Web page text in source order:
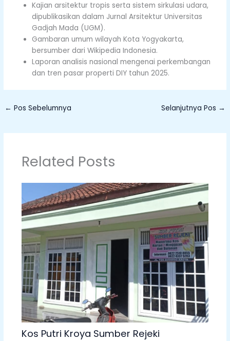
Kajian arsitektur tropis serta sistem sirkulasi udara,
dipublikasikan dalam Jurnal Arsitektur Universitas
Gadjah Mada (UGM).
Gambaran umum wilayah Kota Yogyakarta,
bersumber dari Wikipedia Indonesia.
Laporan analisis nasional mengenai perkembangan
dan tren pasar properti DIY tahun 2025.
← Pos Sebelumnya Selanjutnya Pos →
Related Posts
Kos Putri Kroya Sumber Rejeki